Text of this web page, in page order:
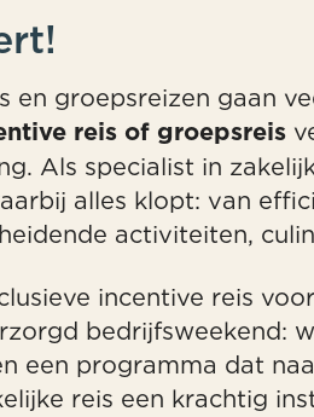
en groepsreizen gaan
reis of groepsreis
Als specialist in
alles klopt: van
activiteiten,
incentive reis
bedrijfsweekend:
een programma dat
reis een krachtig